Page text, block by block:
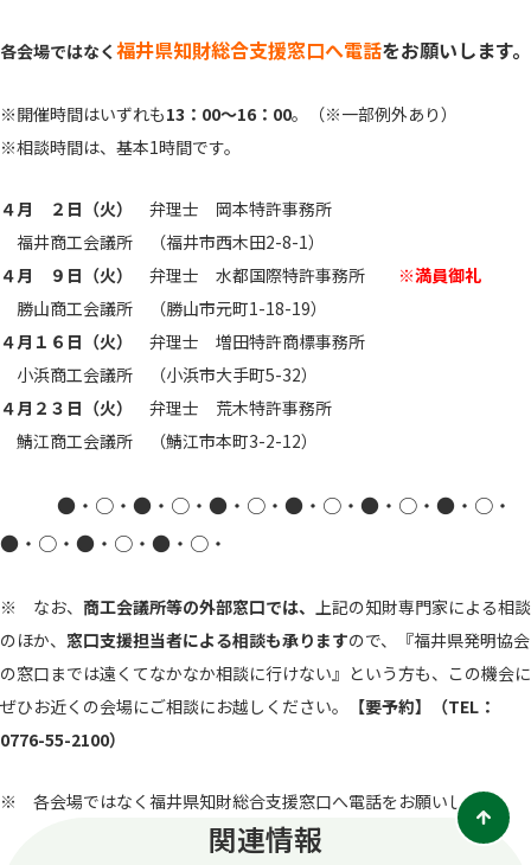
各会場ではなく福井県知財総合支援窓口へ電話をお願いします。
※開催時間はいずれも13：00～16：00。（※一部例外あり）
※相談時間は、基本1時間です。
４月 ２日（火）
弁理士 岡本特許事務所
福井商工会議所 （福井市西木田2-8-1）
４月 ９日（火） 弁理士 水都国際特許事務所 ※満員御礼
勝山商工会議所 （勝山市元町1-18-19）
４月１６日（火） 弁理士 増田特許商標事務所
小浜商工会議所 （小浜市大手町5-32）
４月２３日（火） 弁理士 荒木特許事務所
鯖江商工会議所 （鯖江市本町3-2-12）
●・○・●・○・●・○・●・○・●・○・●・○・
●・○・●・○・●・○・
※ なお、 商工会議所等の外部窓口では、 上記の知財専門家による相談
のほか、 窓口支援担当者による相談も承りますので、『福井県発明協会
の窓口までは遠くてなかなか相談に行けない』という方も、この機会に
ぜひお近くの会場にご相談にお越しください。
【要予約】（TEL：
0776-55-2100）
※ 各会場ではなく福井県知財総合支援窓口へ電話をお願いします。
関連情報